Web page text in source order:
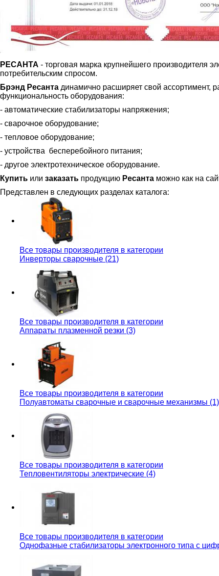
РЕСАНТА - торговая марка крупнейшего производителя
потребительским спросом.
Брэнд Ресанта динамично расширяет свой ассортимент,
функциональность оборудования:
- автоматические стабилизаторы напряжения;
- сварочное оборудование;
- тепловое оборудование;
- устройства бесперебойного питания;
- другое электротехническое оборудование.
Купить или заказать продукцию Ресанта можно как на
Представлен в следующих разделах каталога:
Все товары производителя в категории
Инверторы сварочные (21)
Все товары производителя в категории
Аппараты плазменной резки (3)
Все товары производителя в категории
Полуавтоматы сварочные и сварочные механизмы (1)
Все товары производителя в категории
Тепловентиляторы электрические (4)
Все товары производителя в категории
Однофазные стабилизаторы электронного типа с